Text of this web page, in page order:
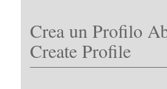
Crea un Profilo
Create Profile